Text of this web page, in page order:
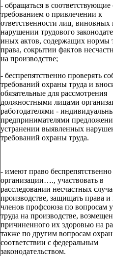
- обращаться в соответствующие
требованием о привлечении к
ответственности лиц, виновных
нарушении трудового
иных актов, содержащих нормы
права, сокрытии фактов
на производстве;
- беспрепятственно проверять
требований охраны труда и
обязательные для рассмотрения
должностными лицами
работодателями -
предпринимателями
устранении выявленных
требований охраны труда.
- имеют право
организации…., участвовать в
расследовании несчастных
производстве, защищать права и
членов профсоюза по вопросам
труда на производстве,
причиненного их здоровью на
также по другим вопросам
соответствии с федеральным
законодательством.